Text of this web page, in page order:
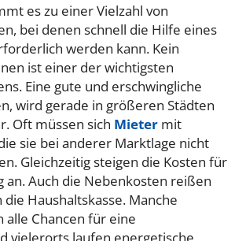
es zu einer Vielzahl von
bei denen schnell die Hilfe eines
werden kann. Kein
ist einer der wichtigsten
Eine gute und erschwingliche
wird gerade in größeren Städten
Oft müssen sich Mieter mit
sie bei anderer Marktlage nicht
Gleichzeitig steigen die Kosten für
an. Auch die Nebenkosten reißen
Haushaltskasse. Manche
alle Chancen für eine
vielerorts laufen energetische